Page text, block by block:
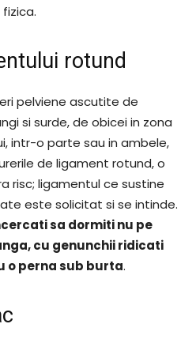
rotund
pelviene ascutite de
si surde, de obicei in zona
intr-o parte sau in ambele,
de ligament rotund, o
risc; ligamentul ce sustine
este solicitat si se intinde.
sa dormiti nu pe
cu genunchii ridicati
o perna sub burta.